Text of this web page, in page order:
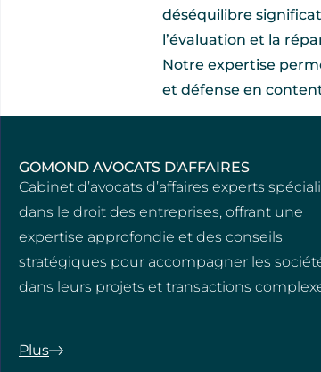
déséquilibre
l’évaluation et la
Notre expertise
et défense en
GOMOND AVOCATS D'AFFAIRES
Cabinet d’avocats d’affaires experts
dans le droit des entreprises, offrant une
expertise approfondie et des conseils
stratégiques pour accompagner les
dans leurs projets et transactions
Plus